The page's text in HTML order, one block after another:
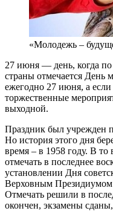
«Молодежь –
27 июня — день, когда
страны отмечается День
ежегодно 27 июня, а
торжественные
выходной.
Праздник был учрежден
Но история этого дня
время – в 1958 году. В то
отмечать в последнее
установлении Дня
Верховным
Отмечать решили в
окончен, экзамены